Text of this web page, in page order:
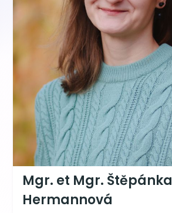
Mgr. et Mgr. Štěpánka
Hermannová